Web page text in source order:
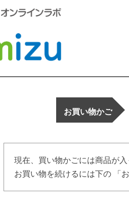
お買い物かご
現在、買い物かごには商品が
お買い物を続けるには下の 「